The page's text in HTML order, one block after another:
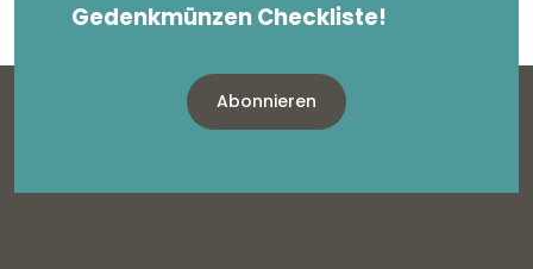
Gedenkmünzen Checkliste!
Abonnieren